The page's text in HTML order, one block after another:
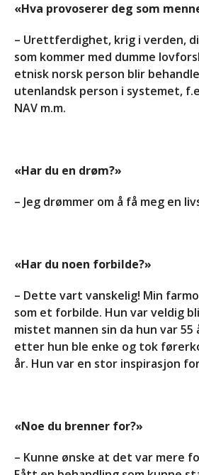
«Hva provoserer deg som
– Urettferdighet, krig i verden,
som kommer med dumme
etnisk norsk person blir
utenlandsk person i systemet,
NAV m.m.
«Har du en drøm?»
– Jeg drømmer om å få meg en
«Har du noen forbilde?»
– Dette vart vanskelig! Min
som et forbilde. Hun var veldig
mistet mannen sin da hun var 55
etter hun ble enke og tok
år. Hun var en stor inspirasjon
«Noe du brenner for?»
– Kunne ønske at det var mere